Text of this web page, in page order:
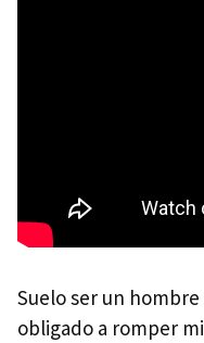
Suelo ser un
obligado a romper